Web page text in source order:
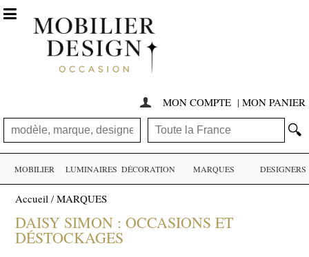
 MON COMPTE | MON PANIER
🔍

MOBILIER LUMINAIRES DÉCORATION MARQUES DESIGNERS
Accueil /MARQUES
DAISY SIMON : OCCASIONS ET
DÉSTOCKAGES